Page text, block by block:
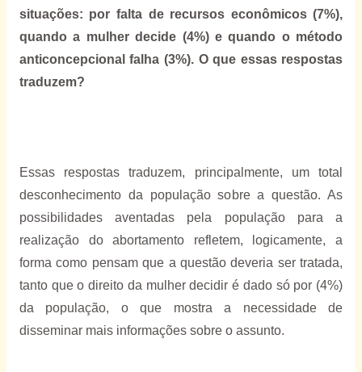
situações: por falta de recursos econômicos (7%),
quando a mulher decide (4%) e quando o método
anticoncepcional falha (3%). O que essas respostas
traduzem?
Essas respostas traduzem, principalmente, um total
desconhecimento da população sobre a questão. As
possibilidades aventadas pela população para a
realização do abortamento refletem, logicamente, a
forma como pensam que a questão deveria ser tratada,
tanto que o direito da mulher decidir é dado só por (4%)
da população, o que mostra a necessidade de
disseminar mais informações sobre o assunto.